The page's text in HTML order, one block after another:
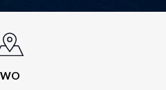
WO